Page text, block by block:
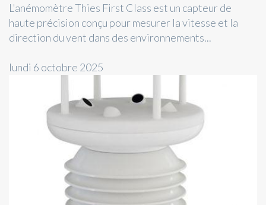
L'anémomètre Thies First Class est un capteur de
haute précision conçu pour mesurer la vitesse et la
direction du vent dans des environnements...
lundi 6 octobre 2025